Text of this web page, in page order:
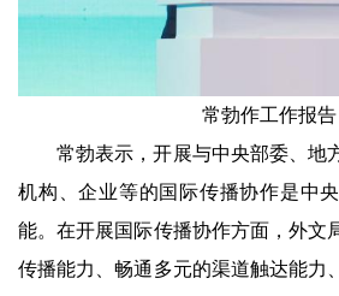
常勃作工作报告
常勃表示，开展与中央部委、地
机构、企业等的国际传播协作是中
能。在开展国际传播协作方面，外文
传播能力、畅通多元的渠道触达能力